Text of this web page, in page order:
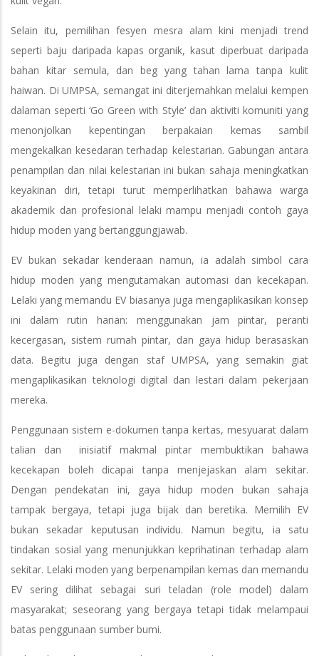
Selain itu, pemilihan fesyen mesra alam kini menjadi trend
seperti baju daripada kapas organik, kasut diperbuat daripada
bahan kitar semula, dan beg yang tahan lama tanpa kulit
haiwan. Di UMPSA, semangat ini diterjemahkan melalui kempen
dalaman seperti ‘Go Green with Style’ dan aktiviti komuniti yang
menonjolkan kepentingan berpakaian kemas sambil
mengekalkan kesedaran terhadap kelestarian. Gabungan antara
penampilan dan nilai kelestarian ini bukan sahaja meningkatkan
keyakinan diri, tetapi turut memperlihatkan bahawa warga
akademik dan profesional lelaki mampu menjadi contoh gaya
hidup moden yang bertanggungjawab.
EV bukan sekadar kenderaan namun, ia adalah simbol cara
hidup moden yang mengutamakan automasi dan kecekapan.
Lelaki yang memandu EV biasanya juga mengaplikasikan konsep
ini dalam rutin harian: menggunakan jam pintar, peranti
kecergasan, sistem rumah pintar, dan gaya hidup berasaskan
data. Begitu juga dengan staf UMPSA, yang semakin giat
mengaplikasikan teknologi digital dan lestari dalam pekerjaan
mereka.
Penggunaan sistem e-dokumen tanpa kertas, mesyuarat dalam
talian dan inisiatif makmal pintar membuktikan bahawa
kecekapan boleh dicapai tanpa menjejaskan alam sekitar.
Dengan pendekatan ini, gaya hidup moden bukan sahaja
tampak bergaya, tetapi juga bijak dan beretika. Memilih EV
bukan sekadar keputusan individu. Namun begitu, ia satu
tindakan sosial yang menunjukkan keprihatinan terhadap alam
sekitar. Lelaki moden yang berpenampilan kemas dan memandu
EV sering dilihat sebagai suri teladan (role model) dalam
masyarakat; seseorang yang bergaya tetapi tidak melampaui
batas penggunaan sumber bumi.